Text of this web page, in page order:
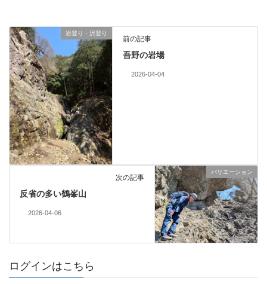
岩登り・沢登り
前の記事
吾野の岩場
2026-04-04
バリエーション
次の記事
反省の多い鶴峯山
2026-04-06
ログインはこちら